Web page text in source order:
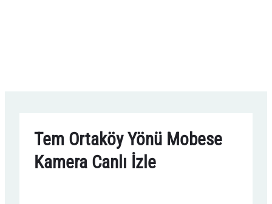
Tem Ortaköy Yönü Mobese
Kamera Canlı İzle